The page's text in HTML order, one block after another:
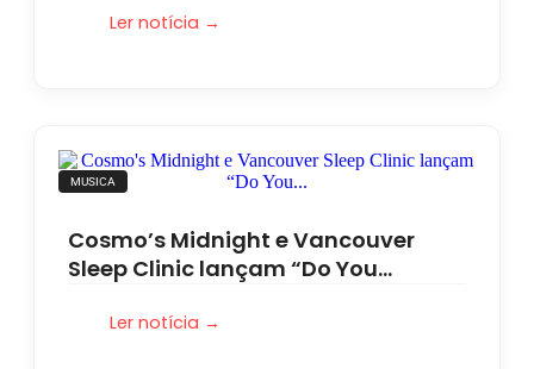
Ler notícia →
MUSICA
Cosmo’s Midnight e Vancouver
Sleep Clinic lançam “Do You…
Ler notícia →